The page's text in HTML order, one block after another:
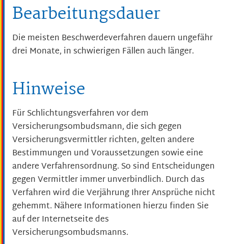
Bearbeitungsdauer
Die meisten Beschwerdeverfahren dauern ungefähr
drei Monate, in schwierigen Fällen auch länger.
Hinweise
Für Schlichtungsverfahren vor dem
Versicherungsombudsmann, die sich gegen
Versicherungsvermittler richten, gelten andere
Bestimmungen und Voraussetzungen sowie eine
andere Verfahrensordnung. So sind Entscheidungen
gegen Vermittler immer unverbindlich. Durch das
Verfahren wird die Verjährung Ihrer Ansprüche nicht
gehemmt. Nähere Informationen hierzu finden Sie
auf der Internetseite des
Versicherungsombudsmanns.